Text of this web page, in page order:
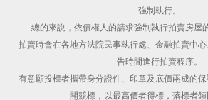
強制執行。
總的來說，依債權人的請求強制執行拍賣房屋
拍賣時會在各地方法院民事執行處、金融拍賣中
告時間進行拍賣程序。
有意願投標者攜帶身分證件、印章及底價兩成的
開競標，以最高價者得標，落標者領